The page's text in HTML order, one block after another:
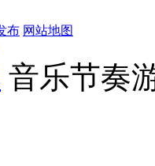
布 网站地图
音乐节奏